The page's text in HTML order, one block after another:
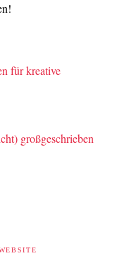
für kreative
großgeschrieben